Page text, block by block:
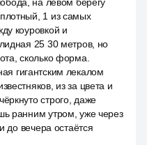
1 из самых
коуровкой и
25 30 метров, но
сколько форма.
гигантским лекалом
из за цвета и
строго, даже
ранним утром, уже через
до вечера остаётся